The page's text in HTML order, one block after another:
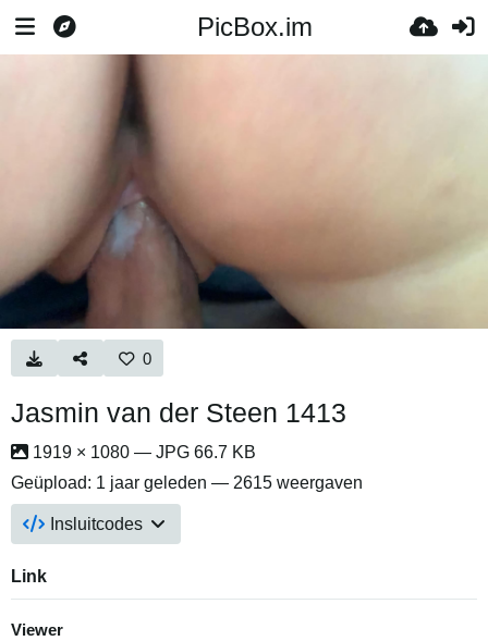
PicBox.im
0
Jasmin van der Steen 1413
1919 × 1080 — JPG 66.7 KB
Geüpload: 1 jaar geleden — 2615 weergaven
Insluitcodes
Link
Viewer